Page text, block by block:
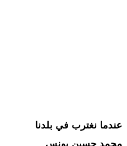
عندما نغترب في بلدنا
محمد حسين يونس